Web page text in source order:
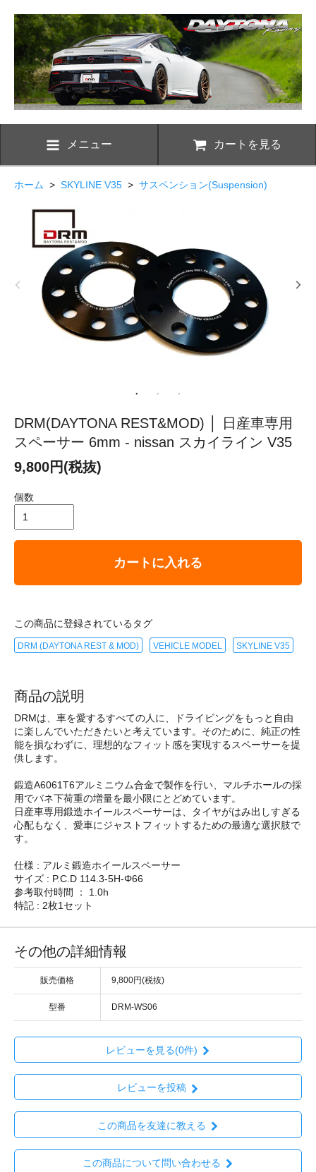
メニュー カートを見る
ホーム > SKYLINE V35 > サスペンション(Suspension)
DRM(DAYTONA REST&MOD) │ 日産車専用
スペーサー 6mm - nissan スカイライン V35
9,800円(税抜)
個数
カートに入れる
この商品に登録されているタグ
DRM (DAYTONA REST & MOD) VEHICLE MODEL SKYLINE V35
商品の説明
DRMは、車を愛するすべての人に、ドライビングをもっと自由
に楽しんでいただきたいと考えています。そのために、純正の性
能を損なわずに、理想的なフィット感を実現するスペーサーを提
供します。
鍛造A6061T6アルミニウム合金で製作を行い、マルチホールの採
用でバネ下荷重の増量を最小限にとどめています。
日産車専用鍛造ホイールスペーサーは、タイヤがはみ出しすぎる
心配もなく、愛車にジャストフィットするための最適な選択肢で
す。
仕様 : アルミ鍛造ホイールスペーサー
サイズ : P.C.D 114.3-5H-Φ66
参考取付時間 ： 1.0h
特記 : 2枚1セット
その他の詳細情報
販売価格 9,800円(税抜)
型番 DRM-WS06
レビューを見る(0件)
レビューを投稿
この商品を友達に教える
この商品について問い合わせる